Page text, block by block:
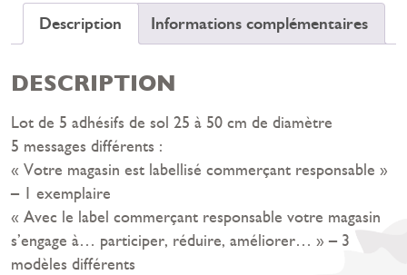
5
de
sol
Description Informations complémentaires
DESCRIPTION
Lot de 5 adhésifs de sol 25 à 50 cm de diamètre
5 messages différents :
« Votre magasin est labellisé commerçant responsable »
– 1 exemplaire
« Avec le label commerçant responsable votre magasin
s’engage à… participer, réduire, améliorer… » – 3
modèles différents